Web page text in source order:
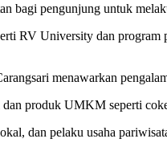
bagi pengunjung untuk
RV University dan
menawarkan
produk UMKM seperti
dan pelaku usaha